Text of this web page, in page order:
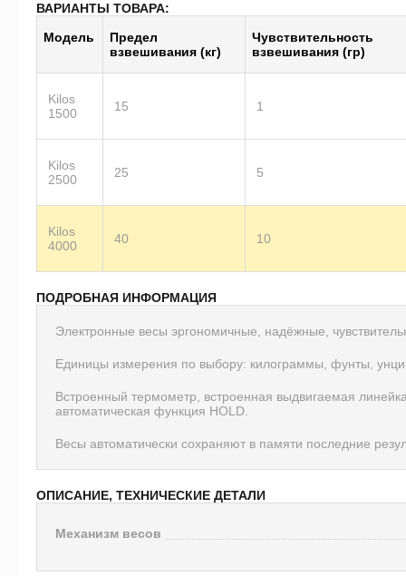
ВАРИАНТЫ ТОВАРА:
Модель
Предел
взвешивания (кг)
Чувствительность
взвешивания (гр)
Kilos
1500
15 1
Kilos
2500
25 5
Kilos
4000
40 10
ПОДРОБНАЯ ИНФОРМАЦИЯ
Электронные весы эргономичные, надёжные,
Единицы измерения по выбору: килограммы, фунты,
Встроенный термометр, встроенная выдвигаемая
автоматическая функция HOLD.
Весы автоматически сохраняют в памяти последние
ОПИСАНИЕ, ТЕХНИЧЕСКИЕ ДЕТАЛИ
Механизм весов